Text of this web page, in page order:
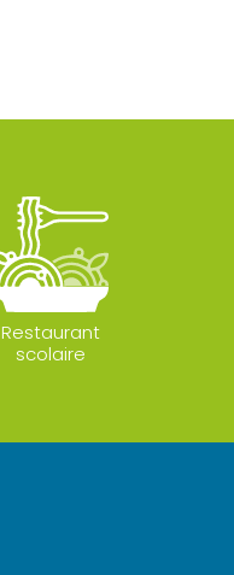
Restaurant
scolaire